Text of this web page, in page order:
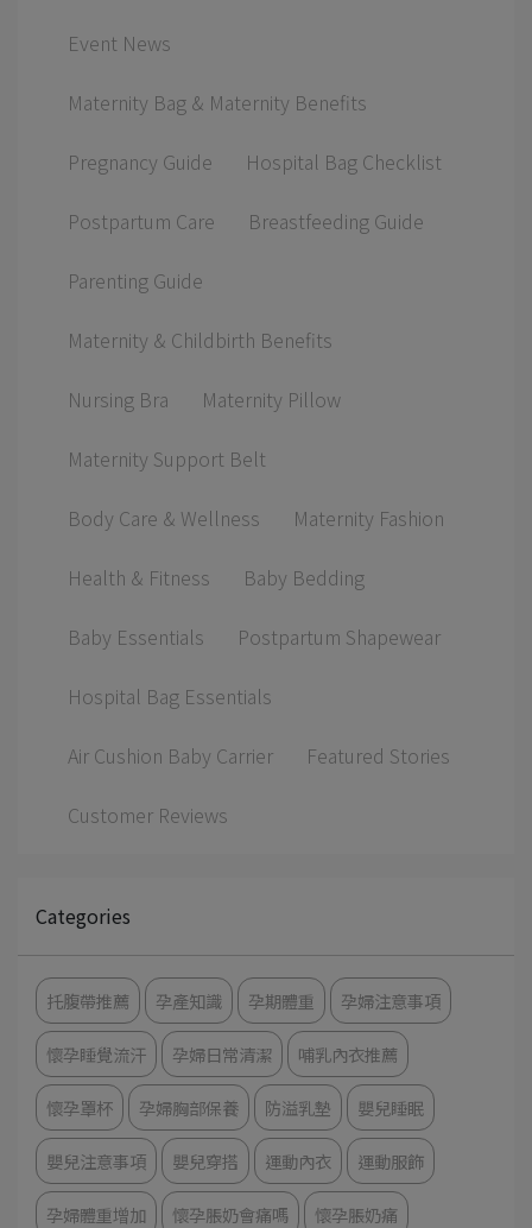
Event News
Maternity Bag & Maternity Benefits
Pregnancy Guide Hospital Bag Checklist
Postpartum Care Breastfeeding Guide
Parenting Guide
Maternity & Childbirth Benefits
Nursing Bra Maternity Pillow
Maternity Support Belt
Body Care & Wellness Maternity Fashion
Health & Fitness Baby Bedding
Baby Essentials Postpartum Shapewear
Hospital Bag Essentials
Air Cushion Baby Carrier Featured Stories
Customer Reviews
Categories
托腹帶推薦 孕產知識 孕期體重 孕婦注意事項
懷孕睡覺流汗 孕婦日常清潔 哺乳內衣推薦
懷孕罩杯 孕婦胸部保養 防溢乳墊 嬰兒睡眠
嬰兒注意事項 嬰兒穿搭 運動內衣 運動服飾
孕婦體重增加 懷孕脹奶會痛嗎 懷孕脹奶痛